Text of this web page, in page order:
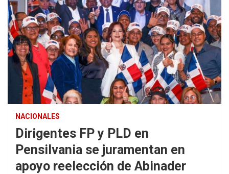
NACIONALES
Dirigentes FP y PLD en
Pensilvania se juramentan en
apoyo reelección de Abinader